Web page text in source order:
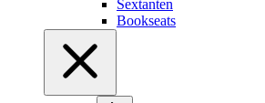
Sextanten
Bookseats